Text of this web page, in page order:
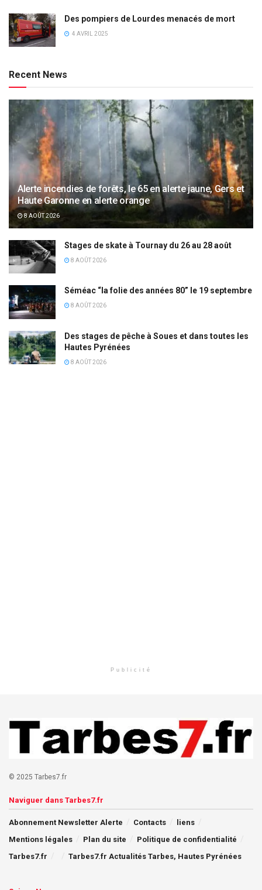
Des pompiers de Lourdes menacés de mort
4 AVRIL 2025
Recent News
Alerte incendies de forêts, le 65 en alerte jaune, Gers et
Haute Garonne en alerte orange
8 AOÛT 2026
Stages de skate à Tournay du 26 au 28 août
8 AOÛT 2026
Séméac “la folie des années 80” le 19 septembre
8 AOÛT 2026
Des stages de pêche à Soues et dans toutes les
Hautes Pyrénées
8 AOÛT 2026
Publicité
© 2025 Tarbes7.fr
Naviguer dans Tarbes7.fr
Abonnement Newsletter Alerte Contacts
liens
Mentions légales
Plan du site
Politique de confidentialité
Tarbes7.fr
Tarbes7.fr Actualités Tarbes, Hautes Pyrénées